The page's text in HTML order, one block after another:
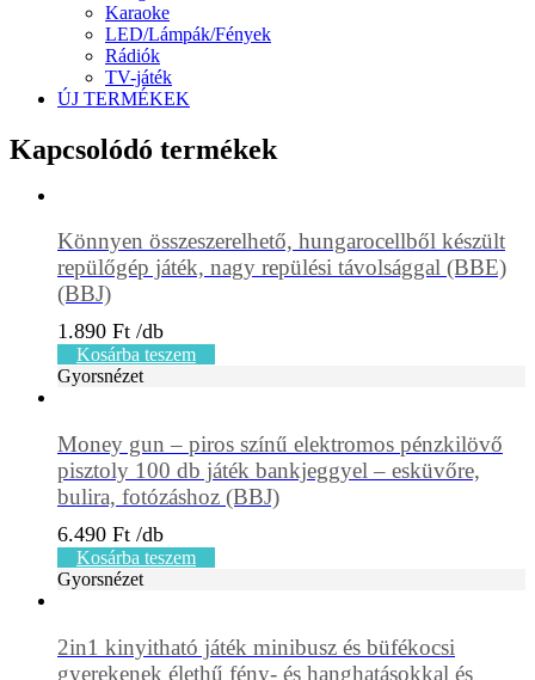
Karaoke
LED/Lámpák/Fények
Rádiók
TV-játék
ÚJ TERMÉKEK
Kapcsolódó termékek
Könnyen összeszerelhető, hungarocellből készült
repülőgép játék, nagy repülési távolsággal (BBE)
(BBJ)
1.890 Ft
Kosárba teszem
Gyorsnézet
Money gun – piros színű elektromos pénzkilövő
pisztoly 100 db játék bankjeggyel – esküvőre,
bulira, fotózáshoz (BBJ)
6.490 Ft
Kosárba teszem
Gyorsnézet
2in1 kinyitható játék minibusz és büfékocsi
gyerekenek élethű fény- és hanghatásokkal és